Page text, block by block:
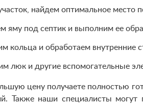
найдем оптимальное место
яму под септик и выполним ее
кольца и обработаем внутренние
люк и другие вспомогательные
цену получаете полностью
Также наши специалисты могут